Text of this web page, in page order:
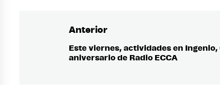
Navegación
de
Anterior
Entrada
anterior:
Este viernes, actividades en
aniversario de Radio ECCA